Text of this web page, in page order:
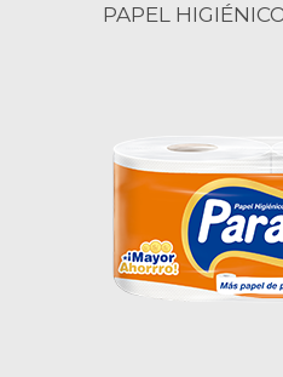
PAPEL